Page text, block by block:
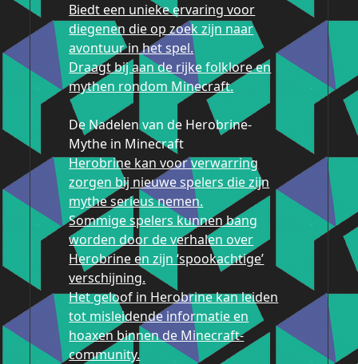
Biedt een unieke ervaring voor
diegenen die op zoek zijn naar
avontuur in het spel.
Draagt bij aan de rijke folklore en
mythen rondom Minecraft.
De Nadelen van de Herobrine-
Mythe in Minecraft
Herobrine kan voor verwarring
zorgen bij nieuwe spelers die zijn
mythe serieus nemen.
Sommige spelers kunnen bang
worden door de verhalen over
Herobrine en zijn ‘spookachtige’
verschijning.
Het geloof in Herobrine kan leiden
tot misleidende informatie en
hoaxen binnen de Minecraft-
community.